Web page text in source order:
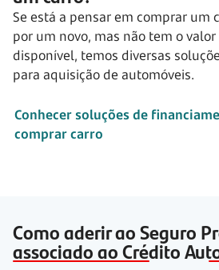
Se está a pensar em comprar um
por um novo, mas não tem o
disponível, temos diversas
para aquisição de automóveis.
Conhecer soluções de
comprar carro
Como aderir ao Seguro
associado ao Crédito